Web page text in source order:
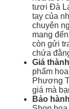
tươi Đà
tay của
chuyên
mang
còn gửi
chứa
Giá
phẩm
Phương
giá mà
Bảo